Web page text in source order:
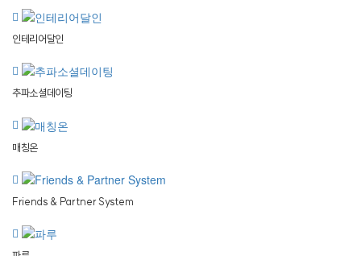
인테리어달인
추파소셜데이팅
매칭온
Friends & Partner System